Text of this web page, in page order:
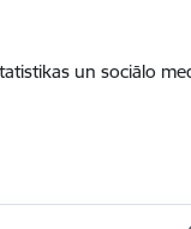
un sociālo